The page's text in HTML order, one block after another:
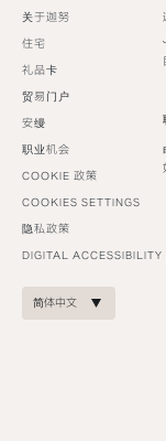
关于迦努
住宅
礼品卡
贸易门户
安缦
职业机会
COOKIE 政策
COOKIES SETTINGS
隐私政策
DIGITAL ACCESSIBILITY
简体中文